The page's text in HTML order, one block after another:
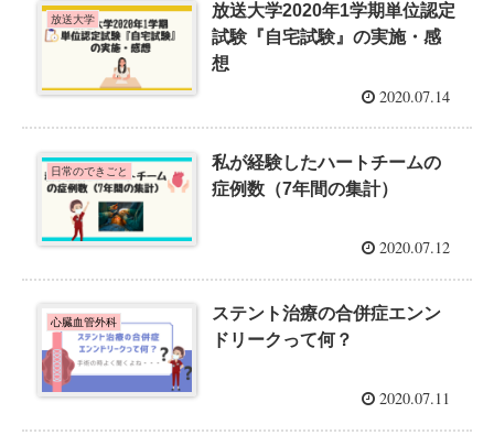
放送大学
放送大学2020年1学期単位認定
試験『自宅試験』の実施・感
想
2020.07.14
日常のできごと
私が経験したハートチームの
症例数（7年間の集計）
2020.07.12
心臓血管外科
ステント治療の合併症エンン
ドリークって何？
2020.07.11